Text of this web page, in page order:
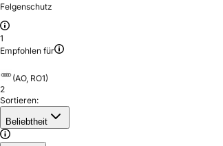
Felgenschutz
1
Empfohlen für
(AO, RO1)
2
Sortieren:
Beliebtheit